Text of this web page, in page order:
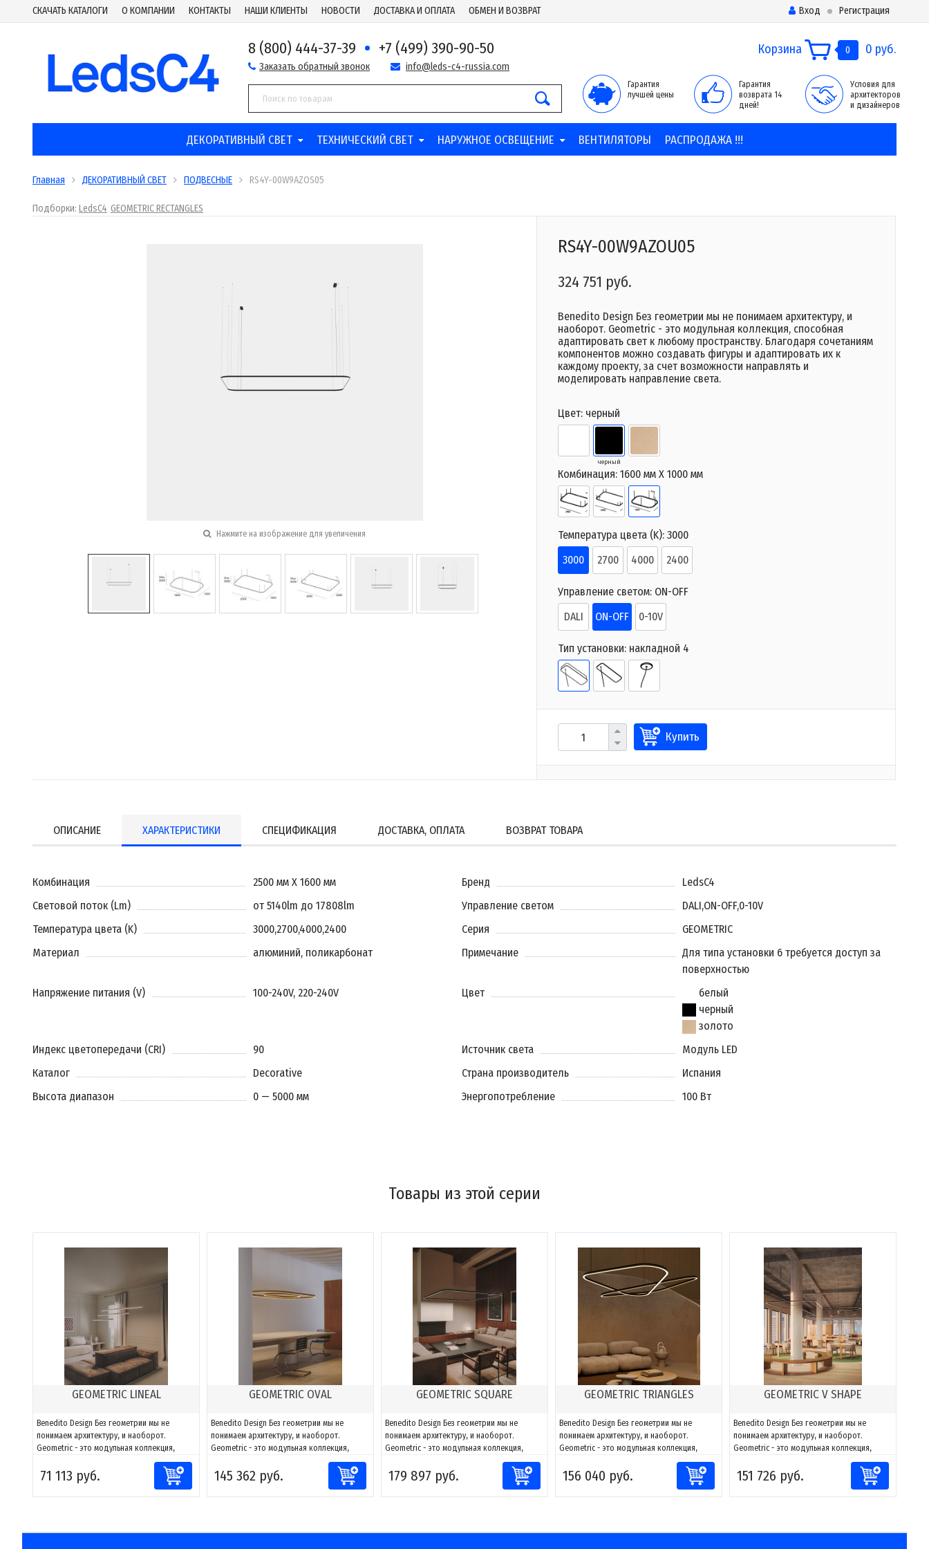
СКАЧАТЬ КАТАЛОГИ О КОМПАНИИ КОНТАКТЫ НАШИ КЛИЕНТЫ НОВОСТИ ДОСТАВКА И ОПЛАТА ОБМЕН И ВОЗВРАТ Вход Регистрация
8 (800) 444-37-39 +7 (499) 390-90-50
Заказать обратный звонок info@leds-c4-russia.com
Корзина 0 0 руб.
Гарантия
лучшей цены
Гарантия
возврата 14
дней!
Условия для
архитекторов
и дизайнеров
ДЕКОРАТИВНЫЙ СВЕТ ТЕХНИЧЕСКИЙ СВЕТ НАРУЖНОЕ ОСВЕЩЕНИЕ ВЕНТИЛЯТОРЫ РАСПРОДАЖА !!!
Главная ДЕКОРАТИВНЫЙ СВЕТ ПОДВЕСНЫЕ RS4Y-00W9AZOS05
Подборки: LedsC4 GEOMETRIC RECTANGLES
Нажмите на изображение для увеличения
RS4Y-00W9AZOU05
324 751 руб.
Benedito Design Без геометрии мы не понимаем архитектуру, и
наоборот. Geometric - это модульная коллекция, способная
адаптировать свет к любому пространству. Благодаря сочетаниям
компонентов можно создавать фигуры и адаптировать их к
каждому проекту, за счет возможности направлять и
моделировать направление света.
Цвет: черный
черный
Комбинация: 1600 мм X 1000 мм
Температура цвета (K): 3000
3000
2700 4000 2400
Управление светом: ON-OFF
DALI
ON-OFF 0-10V
Тип установки: накладной 4
Купить
ОПИСАНИЕ ХАРАКТЕРИСТИКИ СПЕЦИФИКАЦИЯ ДОСТАВКА, ОПЛАТА ВОЗВРАТ ТОВАРА
Комбинация 2500 мм X 1600 мм Бренд
LedsC4
Световой поток (Lm)
от 5140lm до 17808lm Управление светом DALI,ON-OFF,0-10V
Температура цвета (K)
3000,2700,4000,2400 Серия
GEOMETRIC
Материал
алюминий, поликарбонат Примечание
Для типа установки 6 требуется доступ за
поверхностью
Напряжение питания (V)
100-240V, 220-240V Цвет
белый
черный
золото
Индекс цветопередачи (CRI)
90 Источник света
Модуль LED
Каталог
Decorative Страна производитель
Испания
Высота диапазон
0 — 5000 мм Энергопотребление 100 Вт
Товары из этой серии
GEOMETRIC LINEAL
Benedito Design Без геометрии мы не
понимаем архитектуру, и наоборот.
Geometric - это модульная коллекция,
способная адаптировать свет к любому
пространству. Благодаря сочетаниям
компонентов можно создавать фигуры и
71 113 руб.
GEOMETRIC OVAL
Benedito Design Без геометрии мы не
понимаем архитектуру, и наоборот.
Geometric - это модульная коллекция,
способная адаптировать свет к любому
пространству. Благодаря сочетаниям
компонентов можно создавать фигуры и
145 362 руб.
GEOMETRIC SQUARE
Benedito Design Без геометрии мы не
понимаем архитектуру, и наоборот.
Geometric - это модульная коллекция,
способная адаптировать свет к любому
пространству. Благодаря сочетаниям
компонентов можно создавать фигуры и
179 897 руб.
GEOMETRIC TRIANGLES
Benedito Design Без геометрии мы не
понимаем архитектуру, и наоборот.
Geometric - это модульная коллекция,
способная адаптировать свет к любому
пространству. Благодаря сочетаниям
компонентов можно создавать фигуры и
156 040 руб.
GEOMETRIC V SHAPE
Benedito Design Без геометрии мы не
понимаем архитектуру, и наоборот.
Geometric - это модульная коллекция,
способная адаптировать свет к любому
пространству. Благодаря сочетаниям
компонентов можно создавать фигуры и
151 726 руб.